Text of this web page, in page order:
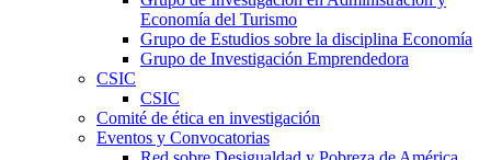
Economía del Turismo
Grupo de Estudios sobre la disciplina Economía
Grupo de Investigación Emprendedora
CSIC
CSIC
Comité de ética en investigación
Eventos y Convocatorias